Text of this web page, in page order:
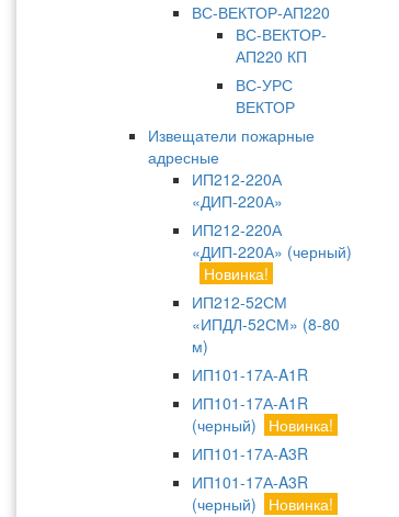
ВС-ВЕКТОР-АП220
ВС-ВЕКТОР-
АП220 КП
ВС-УРС
ВЕКТОР
Извещатели пожарные
адресные
ИП212-220А
«ДИП-220А»
ИП212-220А
«ДИП-220А» (черный)
Новинка!
ИП212-52СМ
«ИПДЛ-52СМ» (8-80
м)
ИП101-17А-A1R
ИП101-17А-A1R
(черный)
Новинка!
ИП101-17А-A3R
ИП101-17А-A3R
(черный)
Новинка!